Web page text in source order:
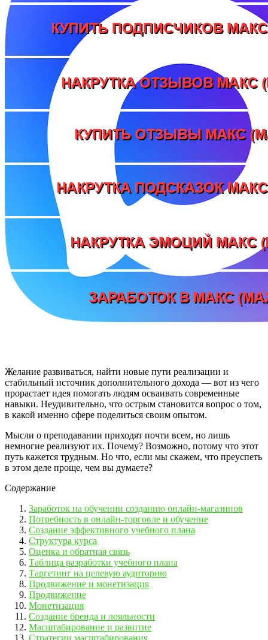
Желание развиваться, найти новые пути реализации и
стабильный источник дополнительного дохода — вот из чего
прорастает идея помогать людям осваивать современные
навыки. Неудивительно, что острым становится вопрос о том,
в какой именно сфере поделиться своим опытом.
Мысли о преподавании приходят почти всем, но лишь
немногие реализуют их. Почему? Возможно, потому что этот
путь кажется трудным. Но что, если мы скажем, что преуспеть
в этом деле проще, чем вы думаете?
Содержание
Заработок на обучении созданию онлайн-магазинов
Потребность в онлайн-торговле и обучение
Создание эффективного учебного плана
Структура курса
Оценка и обратная связь
Таблица разработки учебного плана
Таргетинг на целевую аудиторию
Продвижение и монетизация
Продвижение
Монетизация
Создание бренда и лояльности
Масштабирование и развитие
Стратегии масштабирования